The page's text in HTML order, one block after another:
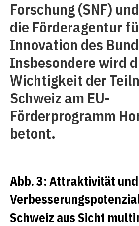
Forschung (SNF) und
die Förderagentur
Innovation des
Insbesondere wird
Wichtigkeit der
Schweiz am EU-
Förderprogramm
betont.
Abb. 3: Attraktivität und
Schweiz aus Sicht